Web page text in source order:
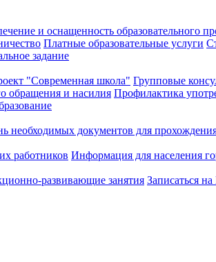
и оснащенность образовательного
Платные образовательные услуги
задание
"Современная школа" Групповые
обращения и насилия Профилактика
необходимых документов для
работников Информация для населения
развивающие занятия Записаться